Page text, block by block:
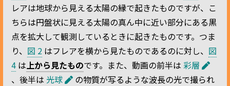
レアは地球から見える太陽の縁で起きたものですが、こ
ちらは円盤状に見える太陽の真ん中に近い部分にある黒
点を拡大して観測しているときに起きたものです。つま
り、 図 2 はフレアを横から見たものであるのに対し、 図
4 は 上から見たものです。また、動画の前半は 彩層
、後半は 光球
の物質が写るような波長の光で撮られ